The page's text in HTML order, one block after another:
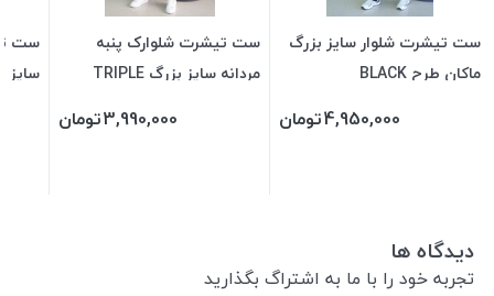
ست تیشرت شلوار سایز بزرگ
ماکان طرح BLACK
4,950,000تومان
ست تیشرت شلوارک پنبه
مردانه سایز بزرگ TRIPLE
3,990,000تومان
ست
سایز
دیدگاه ها
تجربه خود را با ما به اشتراگ بگذارید